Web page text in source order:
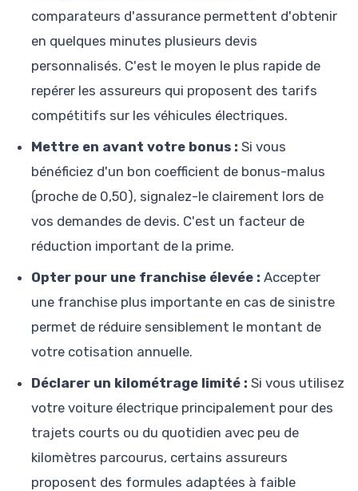
comparateurs d'assurance permettent d'obtenir
en quelques minutes plusieurs devis
personnalisés. C'est le moyen le plus rapide de
repérer les assureurs qui proposent des tarifs
compétitifs sur les véhicules électriques.
Mettre en avant votre bonus : Si vous
bénéficiez d'un bon coefficient de bonus-malus
(proche de 0,50), signalez-le clairement lors de
vos demandes de devis. C'est un facteur de
réduction important de la prime.
Opter pour une franchise élevée : Accepter
une franchise plus importante en cas de sinistre
permet de réduire sensiblement le montant de
votre cotisation annuelle.
Déclarer un kilométrage limité : Si vous utilisez
votre voiture électrique principalement pour des
trajets courts ou du quotidien avec peu de
kilomètres parcourus, certains assureurs
proposent des formules adaptées à faible